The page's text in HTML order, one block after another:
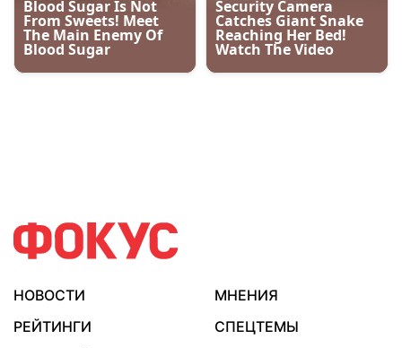
НОВОСТИ
МНЕНИЯ
РЕЙТИНГИ
СПЕЦТЕМЫ